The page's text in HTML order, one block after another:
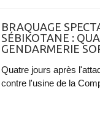
BRAQUAGE
SÉBIKOTANE :
GENDARMERIE
Quatre jours après
contre l'usine de la